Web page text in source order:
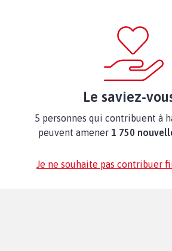
Le saviez-
5 personnes qui contribuent à
peuvent amener 1 750
Je ne souhaite pas contribuer